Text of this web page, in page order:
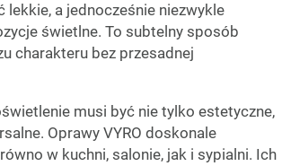
lekkie, a jednocześnie niezwykle
świetlne. To subtelny sposób
charakteru bez przesadnej
musi być nie tylko estetyczne,
Oprawy VYRO doskonale
w kuchni, salonie, jak i sypialni. Ich